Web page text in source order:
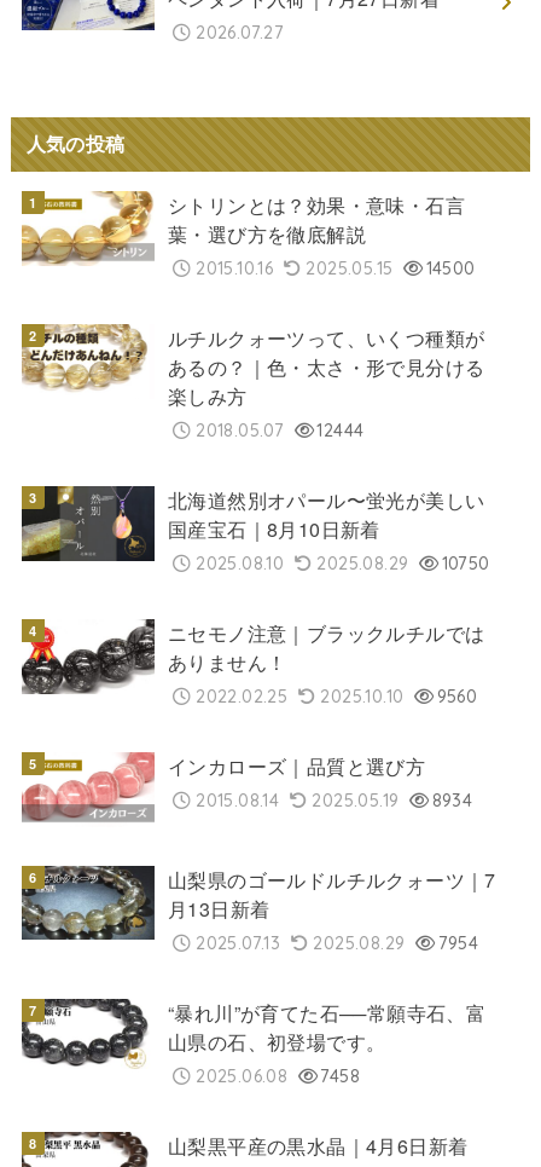
2026.07.27
人気の投稿
シトリンとは？効果・意味・石言
葉・選び方を徹底解説
2015.10.16 2025.05.15 14500
ルチルクォーツって、いくつ種類が
あるの？｜色・太さ・形で見分ける
楽しみ方
2018.05.07 12444
北海道然別オパール〜蛍光が美しい
国産宝石｜8月10日新着
2025.08.10 2025.08.29 10750
ニセモノ注意｜ブラックルチルでは
ありません！
2022.02.25 2025.10.10 9560
インカローズ｜品質と選び方
2015.08.14 2025.05.19 8934
山梨県のゴールドルチルクォーツ｜7
月13日新着
2025.07.13 2025.08.29 7954
“暴れ川”が育てた石──常願寺石、富
山県の石、初登場です。
2025.06.08 7458
山梨黒平産の黒水晶｜4月6日新着